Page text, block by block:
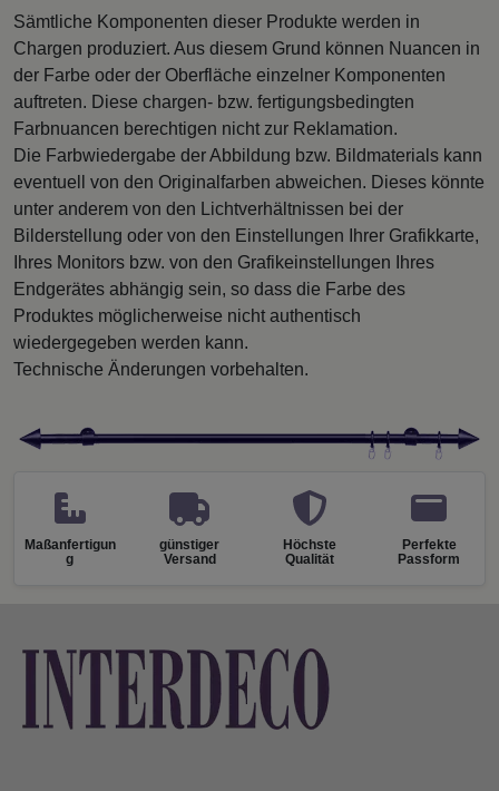
Sämtliche Komponenten dieser Produkte werden in
Chargen produziert. Aus diesem Grund können Nuancen in
der Farbe oder der Oberfläche einzelner Komponenten
auftreten. Diese chargen- bzw. fertigungsbedingten
Farbnuancen berechtigen nicht zur Reklamation.
Die Farbwiedergabe der Abbildung bzw. Bildmaterials kann
eventuell von den Originalfarben abweichen. Dieses könnte
unter anderem von den Lichtverhältnissen bei der
Bilderstellung oder von den Einstellungen Ihrer Grafikkarte,
Ihres Monitors bzw. von den Grafikeinstellungen Ihres
Endgerätes abhängig sein, so dass die Farbe des
Produktes möglicherweise nicht authentisch
wiedergegeben werden kann.
Technische Änderungen vorbehalten.
Maßanfertigun
g
günstiger
Versand
Höchste
Qualität
Perfekte
Passform